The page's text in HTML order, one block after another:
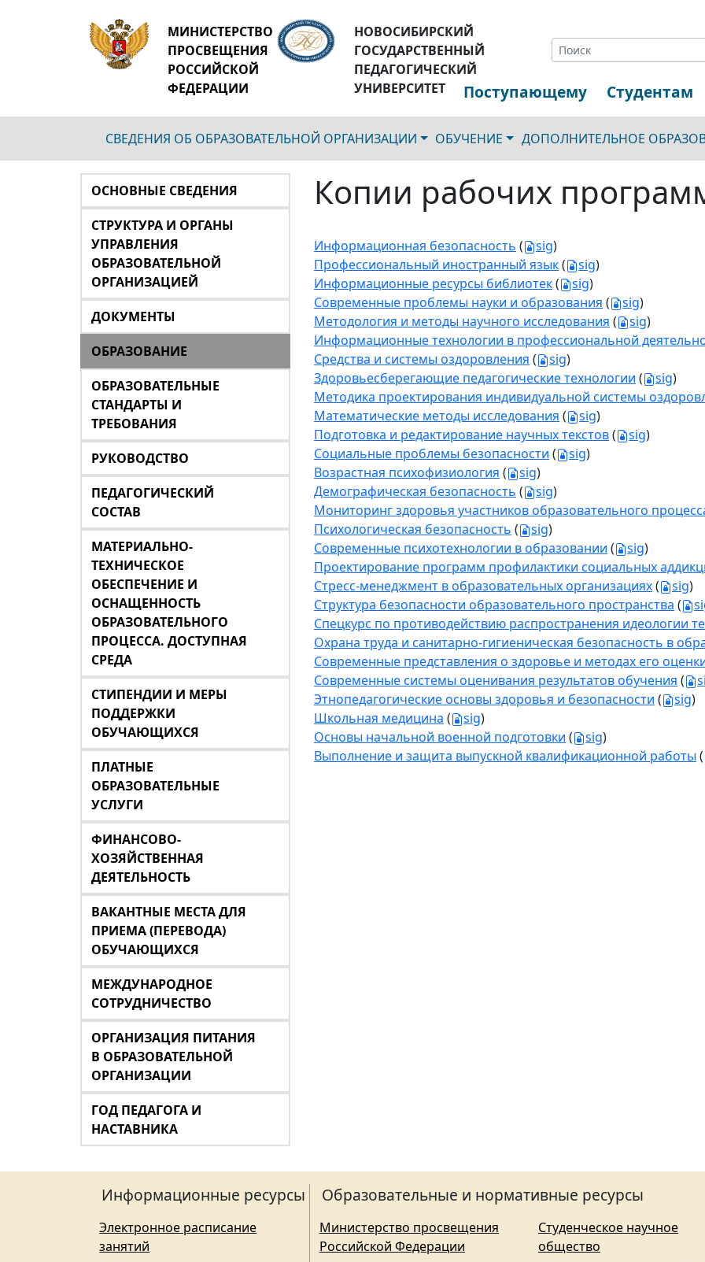
МИНИСТЕРСТВО
ПРОСВЕЩЕНИЯ
РОССИЙСКОЙ
ФЕДЕРАЦИИ
НОВОСИБИРСКИЙ
ГОСУДАРСТВЕННЫЙ
ПЕДАГОГИЧЕСКИЙ
УНИВЕРСИТЕТ
Поступающему Студентам
СВЕДЕНИЯ ОБ ОБРАЗОВАТЕЛЬНОЙ ОРГАНИЗАЦИИ ОБУЧЕНИЕ ДОПОЛНИТЕЛЬНОЕ
ОСНОВНЫЕ СВЕДЕНИЯ
СТРУКТУРА И ОРГАНЫ
УПРАВЛЕНИЯ
ОБРАЗОВАТЕЛЬНОЙ
ОРГАНИЗАЦИЕЙ
ДОКУМЕНТЫ
ОБРАЗОВАНИЕ
ОБРАЗОВАТЕЛЬНЫЕ
СТАНДАРТЫ И
ТРЕБОВАНИЯ
РУКОВОДСТВО
ПЕДАГОГИЧЕСКИЙ
СОСТАВ
МАТЕРИАЛЬНО-
ТЕХНИЧЕСКОЕ
ОБЕСПЕЧЕНИЕ И
ОСНАЩЕННОСТЬ
ОБРАЗОВАТЕЛЬНОГО
ПРОЦЕССА. ДОСТУПНАЯ
СРЕДА
СТИПЕНДИИ И МЕРЫ
ПОДДЕРЖКИ
ОБУЧАЮЩИХСЯ
ПЛАТНЫЕ
ОБРАЗОВАТЕЛЬНЫЕ
УСЛУГИ
ФИНАНСОВО-
ХОЗЯЙСТВЕННАЯ
ДЕЯТЕЛЬНОСТЬ
ВАКАНТНЫЕ МЕСТА ДЛЯ
ПРИЕМА (ПЕРЕВОДА)
ОБУЧАЮЩИХСЯ
МЕЖДУНАРОДНОЕ
СОТРУДНИЧЕСТВО
ОРГАНИЗАЦИЯ ПИТАНИЯ
В ОБРАЗОВАТЕЛЬНОЙ
ОРГАНИЗАЦИИ
ГОД ПЕДАГОГА И
НАСТАВНИКА
Копии рабочих
Информационная безопасность ( sig)
Профессиональный иностранный язык( sig)
Информационные ресурсы библиотек( sig)
Современные проблемы науки и образования ( sig)
Методология и методы научного исследования ( sig)
Информационные технологии в профессиональной
Средства и системы оздоровления ( sig)
Здоровьесберегающие педагогические технологии ( sig)
Методика проектирования индивидуальной системы
Математические методы исследования ( sig)
Подготовка и редактирование научных текстов( sig)
Социальные проблемы безопасности ( sig)
Возрастная психофизиология ( sig)
Демографическая безопасность ( sig)
Мониторинг здоровья участников образовательного
Психологическая безопасность ( sig)
Современные психотехнологии в образовании ( sig)
Проектирование программ профилактики социальных
Стресс-менеджмент в образовательных организациях( sig)
Структура безопасности образовательного пространства (
Спецкурс по противодействию распространения идеологии
Охрана труда и санитарно-гигиеническая безопасность в
Современные представления о здоровье и методах его
Современные системы оценивания результатов обучения (
Этнопедагогические основы здоровья и безопасности ( sig)
Школьная медицина ( sig)
Основы начальной военной подготовки ( sig)
Выполнение и защита выпускной квалификационной работы (
Информационные ресурсы
Электронное расписание
занятий
Образовательные и нормативные ресурсы
Министерство просвещения
Российской Федерации
Студенческое научное
общество